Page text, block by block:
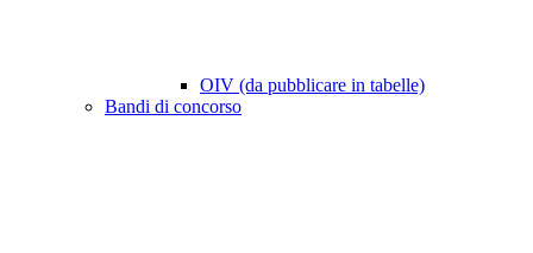
OIV (da pubblicare in tabelle)
Bandi di concorso